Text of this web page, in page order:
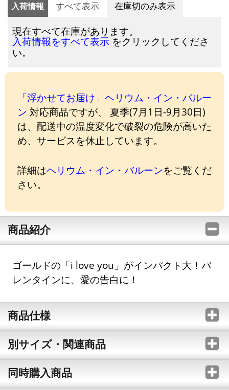
入荷情報 すべて表示 在庫切のみ表示
現在すべて在庫があります。
入荷情報をすべて表示 をクリックしてくださ
い。
「浮かせてお届け」ヘリウム・イン・バルー
ン 対応商品ですが、 夏季(7月1日-9月30日)
は、配送中の温度変化で破裂の危険が高いた
め、サービスを休止しています。
詳細はヘリウム・イン・バルーンをご覧くだ
さい。
商品紹介
ゴールドの「i love you」がインパクト大！バ
レンタインに、愛の告白に！
商品仕様
別サイズ・関連商品
同時購入商品